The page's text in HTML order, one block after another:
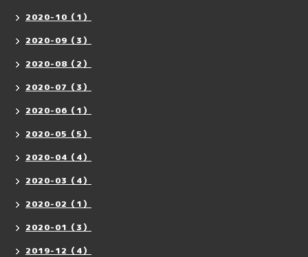
2020-10（1）
2020-09（3）
2020-08（2）
2020-07（3）
2020-06（1）
2020-05（5）
2020-04（4）
2020-03（4）
2020-02（1）
2020-01（3）
2019-12（4）